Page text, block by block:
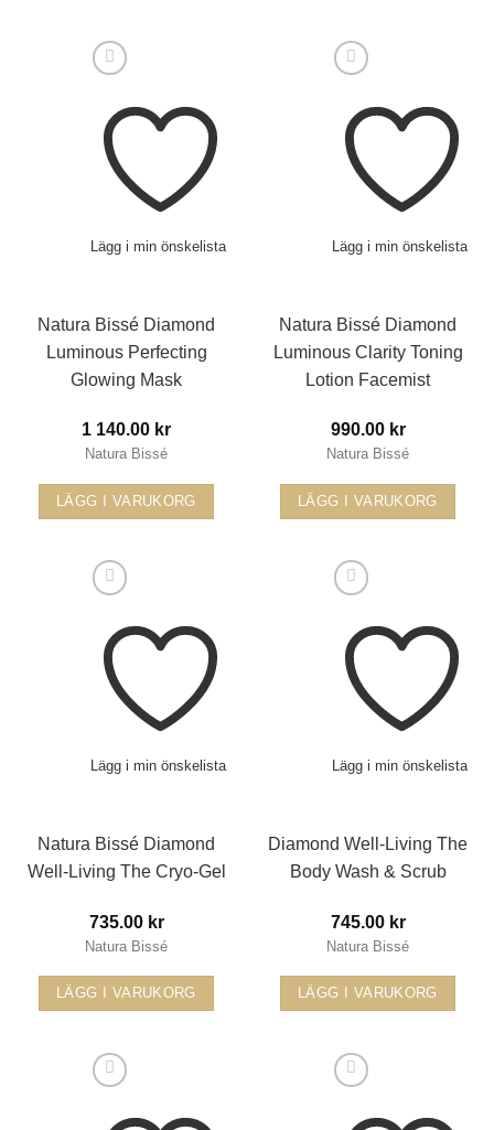
flera
De
olika
alternativen
kan
på
Lägg i min önskelista
Natura Bissé Diamond
Luminous Perfecting
Glowing Mask
1 140.00 kr
Natura Bissé
LÄGG I VARUKORG
Lägg i min önskelista
Natura Bissé Diamond
Luminous Clarity Toning
Lotion Facemist
990.00 kr
Natura Bissé
LÄGG I VARUKORG
Lägg i min önskelista
Natura Bissé Diamond
Well-Living The Cryo-Gel
735.00 kr
Natura Bissé
LÄGG I VARUKORG
Lägg i min önskelista
Diamond Well-Living The
Body Wash & Scrub
745.00 kr
Natura Bissé
LÄGG I VARUKORG